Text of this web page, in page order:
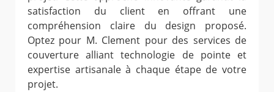
satisfaction du client en offrant une
compréhension claire du design proposé.
Optez pour M. Clement pour des services de
couverture alliant technologie de pointe et
expertise artisanale à chaque étape de votre
projet.